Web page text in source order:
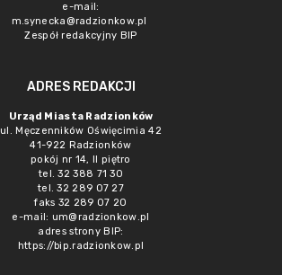
e-mail:
m.synecka@radzionkow.pl
Zespół redakcyjny BIP
ADRES REDAKCJI
Urząd Miasta Radzionków
ul. Męczenników Oświęcimia 42
41-922 Radzionków
pokój nr 14, II piętro
tel. 32 388 71 30
tel. 32 289 07 27
faks 32 289 07 20
e-mail: um@radzionkow.pl
adres strony BIP:
https://bip.radzionkow.pl